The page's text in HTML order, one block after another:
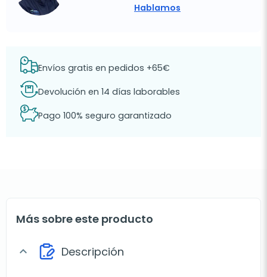
Hablamos
Envíos gratis en pedidos +65€
Devolución en 14 días laborables
Pago 100% seguro garantizado
Más sobre este producto
expand_more Descripción